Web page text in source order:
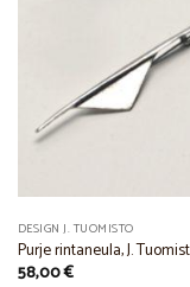
DESIGN J. TUOMISTO
Purje rintaneula, J.
58,00€